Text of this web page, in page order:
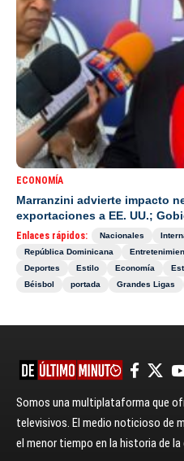
ECONOMÍA
Marranzini advierte impacto
exportaciones a EE. UU.;
Enlaces rápidos: Nacionales
República Dominicana
Deportes
Estilo Economía
Béisbol
portada Grandes Ligas
Somos una multiplataforma que
televisivos. El medio noticioso de
el menor tiempo en la historia de